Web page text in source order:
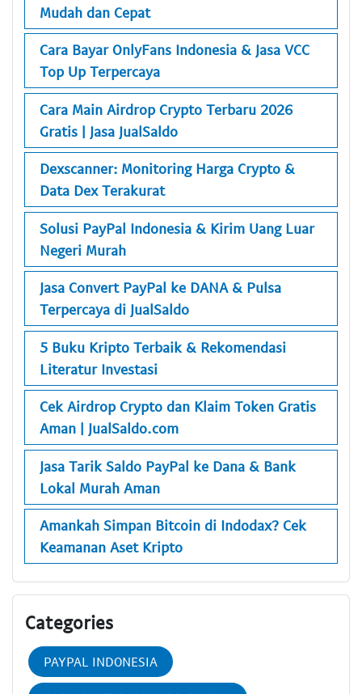
Mudah dan Cepat
Cara Bayar OnlyFans Indonesia & Jasa VCC
Top Up Terpercaya
Cara Main Airdrop Crypto Terbaru 2026
Gratis | Jasa JualSaldo
Dexscanner: Monitoring Harga Crypto &
Data Dex Terakurat
Solusi PayPal Indonesia & Kirim Uang Luar
Negeri Murah
Jasa Convert PayPal ke DANA & Pulsa
Terpercaya di JualSaldo
5 Buku Kripto Terbaik & Rekomendasi
Literatur Investasi
Cek Airdrop Crypto dan Klaim Token Gratis
Aman | JualSaldo.com
Jasa Tarik Saldo PayPal ke Dana & Bank
Lokal Murah Aman
Amankah Simpan Bitcoin di Indodax? Cek
Keamanan Aset Kripto
Categories
PAYPAL INDONESIA